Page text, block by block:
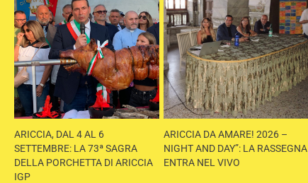
ARICCIA, DAL 4 AL 6
SETTEMBRE: LA 73ª SAGRA
DELLA PORCHETTA DI ARICCIA
IGP
ARICCIA DA AMARE! 2026 –
NIGHT AND DAY”: LA RASSEGNA
ENTRA NEL VIVO